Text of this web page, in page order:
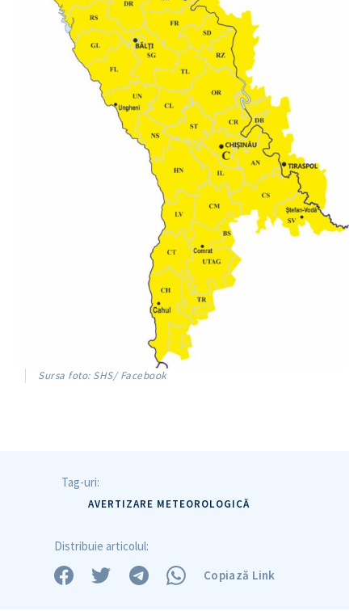
Sursa foto: SHS/ Facebook
Tag-uri:
AVERTIZARE METEOROLOGICĂ
Distribuie articolul:
Copiază Link